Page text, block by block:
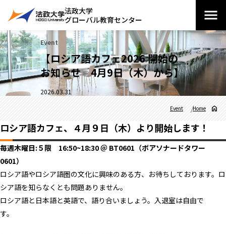
法政大学
グローバル教育センター
Event
【ロシア語カフェ2026 開始の
お知らせ 4月9日（木）から】
2026.03.31
Home
Event
ロシア語カフェ、４月９日（木）より開始します！
毎週木曜日:５限 16:50~18:30 ＠ BT0601（ボアソナードタワー
0601）
ロシア語やロシア語圏の文化に興味のある方、お待ちしております。ロ
シア語を知らなくとも問題ありません。
ロシア語と日本語と英語で、語り合いましょう。入退室は自由で
す。